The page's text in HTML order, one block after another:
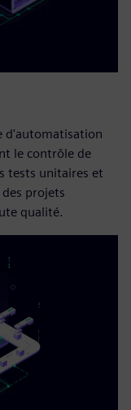
d'automatisation
le contrôle de
tests unitaires et
projets
qualité.